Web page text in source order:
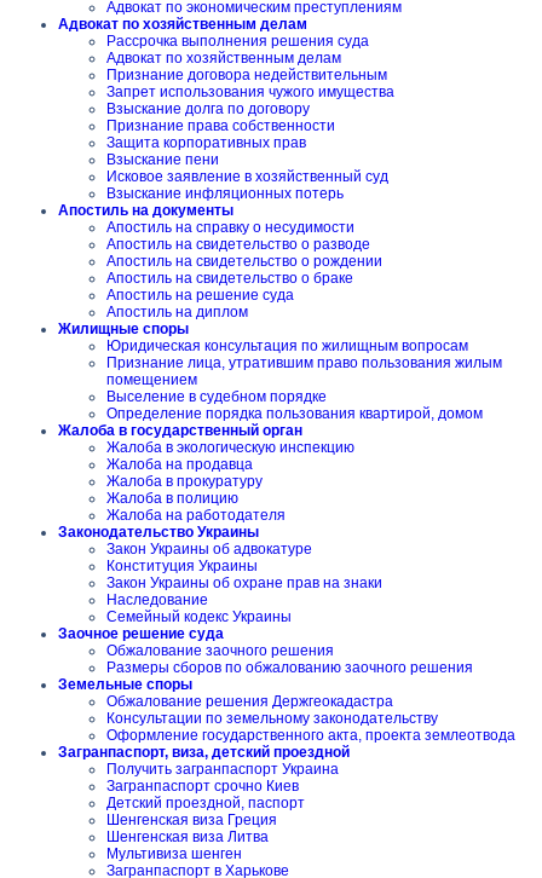
Адвокат по экономическим преступлениям
Адвокат по хозяйственным делам
Рассрочка выполнения решения суда
Адвокат по хозяйственным делам
Признание договора недействительным
Запрет использования чужого имущества
Взыскание долга по договору
Признание права собственности
Защита корпоративных прав
Взыскание пени
Исковое заявление в хозяйственный суд
Взыскание инфляционных потерь
Апостиль на документы
Апостиль на справку о несудимости
Апостиль на свидетельство о разводе
Апостиль на свидетельство о рождении
Апостиль на свидетельство о браке
Апостиль на решение суда
Апостиль на диплом
Жилищные споры
Юридическая консультация по жилищным вопросам
Признание лица, утратившим право пользования жилым
помещением
Выселение в судебном порядке
Определение порядка пользования квартирой, домом
Жалоба в государственный орган
Жалоба в экологическую инспекцию
Жалоба на продавца
Жалоба в прокуратуру
Жалоба в полицию
Жалоба на работодателя
Законодательство Украины
Закон Украины об адвокатуре
Конституция Украины
Закон Украины об охране прав на знаки
Наследование
Семейный кодекс Украины
Заочное решение суда
Обжалование заочного решения
Размеры сборов по обжалованию заочного решения
Земельные споры
Обжалование решения Держгеокадастра
Консультации по земельному законодательству
Оформление государственного акта, проекта землеотвода
Загранпаспорт, виза, детский проездной
Получить загранпаспорт Украина
Загранпаспорт срочно Киев
Детский проездной, паспорт
Шенгенская виза Греция
Шенгенская виза Литва
Мультивиза шенген
Загранпаспорт в Харькове